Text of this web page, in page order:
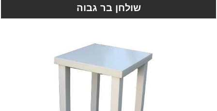
שולחן בר גבוה